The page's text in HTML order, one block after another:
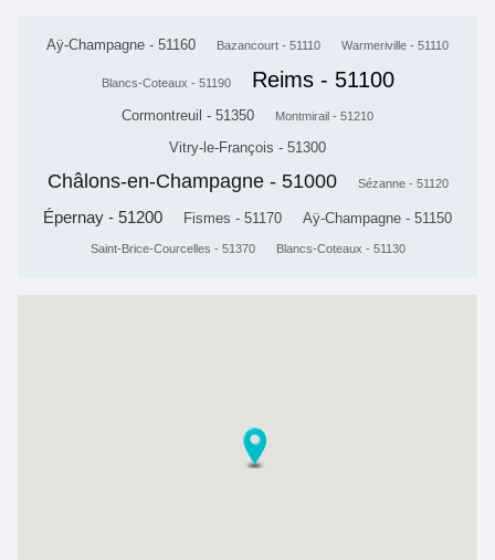
Aÿ-Champagne - 51160 Bazancourt - 51110 Warmeriville - 51110
Blancs-Coteaux - 51190 Reims - 51100
Cormontreuil - 51350 Montmirail - 51210
Vitry-le-François - 51300
Châlons-en-Champagne - 51000 Sézanne - 51120
Épernay - 51200 Fismes - 51170 Aÿ-Champagne - 51150
Saint-Brice-Courcelles - 51370 Blancs-Coteaux - 51130